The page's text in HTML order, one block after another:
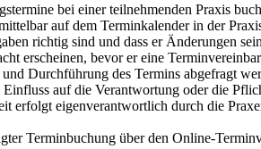
bei einer teilnehmenden Praxis
auf dem Terminkalender in der
richtig sind und dass er Änderungen
erscheinen, bevor er eine
Durchführung des Termins abgefragt
auf die Verantwortung oder die
erfolgt eigenverantwortlich durch die
Terminbuchung über den Online-